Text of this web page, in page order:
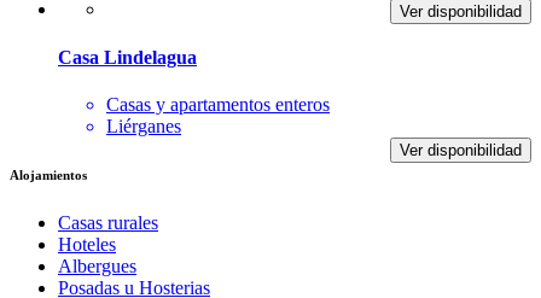
Ver disponibilidad
Casa Lindelagua
Casas y apartamentos enteros
Liérganes
Ver disponibilidad
Alojamientos
Casas rurales
Hoteles
Albergues
Posadas u Hosterias